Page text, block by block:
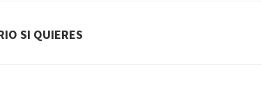
SI QUIERES